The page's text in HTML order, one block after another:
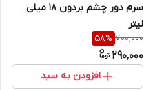
سرم دور چشم بردون 18 میلی
لیتر
700,000
58%
290,000
افزودن به سبد